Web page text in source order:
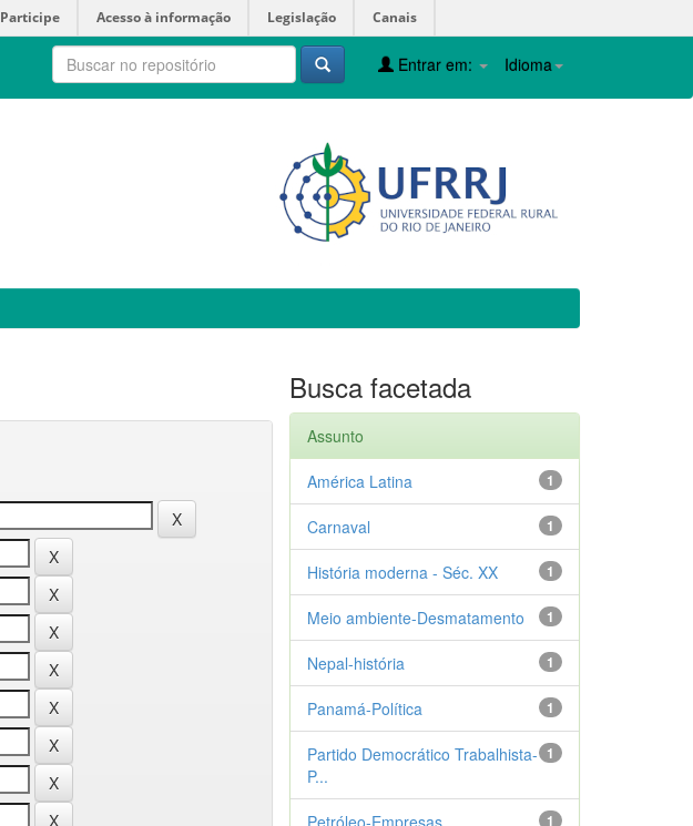
Participe Acesso à informação Legislação Canais
Idioma
Entrar em:
Busca facetada
Assunto
1
América Latina
1
Carnaval
1
História moderna - Séc. XX
1
Meio ambiente-Desmatamento
1
Nepal-história
1
Panamá-Política
1
Partido Democrático Trabalhista-
P...
1
Petróleo-Empresas